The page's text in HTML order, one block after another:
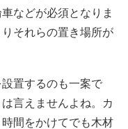
などが必須となりま
それらの置き場所が
置するのも一案で
言えませんよね。カ
間をかけてでも木材